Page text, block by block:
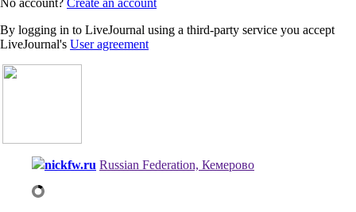
By logging in to LiveJournal using a third-party service you accept
LiveJournal's User agreement
nickfw.ru Russian Federation, Кемерово